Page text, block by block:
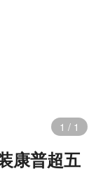
1 / 1
康普超五